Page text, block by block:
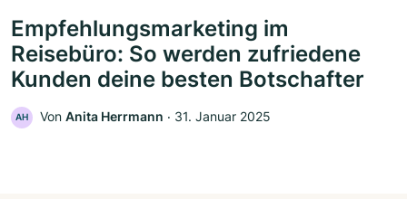
Empfehlungsmarketing im
Reisebüro: So werden zufriedene
Kunden deine besten Botschafter
AH Von Anita Herrmann ‧ 31. Januar 2025